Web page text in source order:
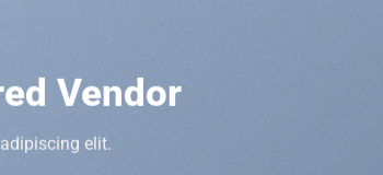
Vendor
elit.